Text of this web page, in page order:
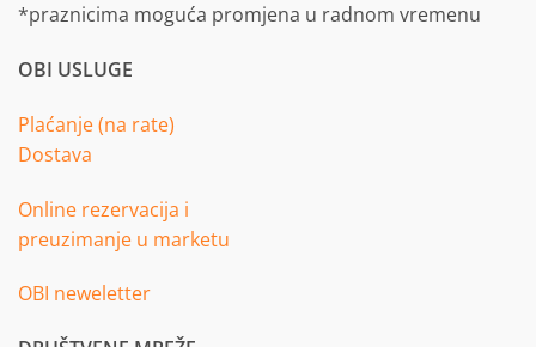
*praznicima moguća promjena u radnom vremenu
OBI USLUGE
Plaćanje (na rate)
Dostava
Online rezervacija i
preuzimanje u marketu
OBI neweletter